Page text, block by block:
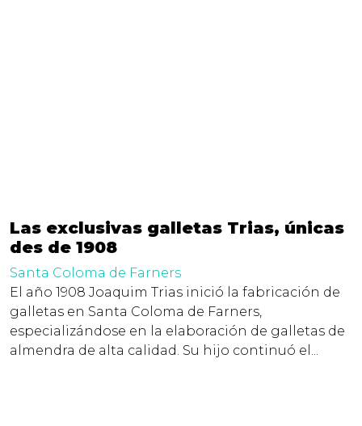
Las exclusivas galletas Trias, únicas
des de 1908
Santa Coloma de Farners
El año 1908 Joaquim Trias inició la fabricación de
galletas en Santa Coloma de Farners,
especializándose en la elaboración de galletas de
almendra de alta calidad. Su hijo continuó el...